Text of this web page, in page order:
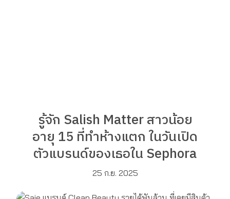
รู้จัก Salish Matter สาวน้อย
อายุ 15 ที่ทำห้างแตก ในวันเปิด
ตัวแบรนด์ของเธอใน Sephora
25 ก.ย. 2025